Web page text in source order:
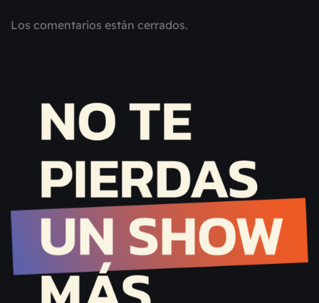
Los comentarios están cerrados.